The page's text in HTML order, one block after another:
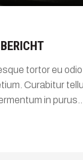
tortor eu
Curabitur
in purus....